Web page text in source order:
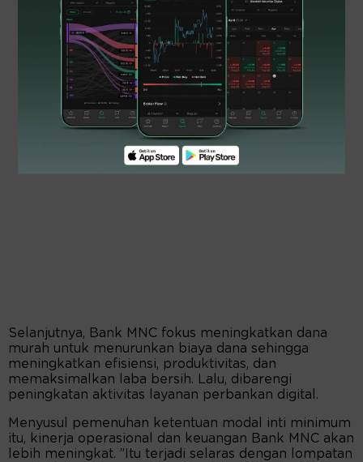
Selanjutnya, Bank MNC fokus meningkatkan dana
murah untuk menurunkan biaya dana sehingga
meningkatkan efisiensi, produktivitas, dan
memaksimalkan laba bersih. Lalu, dibarengi
peningkatan aktivitas layanan perbankan digital.
Menyusul pemenuhan ketentuan modal inti minimum
itu, kinerja operasional dan keuangan Bank MNC akan
lebih meningkat. ”Itu terjadi selaras dengan lompatan